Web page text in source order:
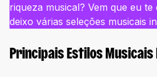
riqueza musical? Vem que eu
deixo várias seleções musicais
Principais Estilos